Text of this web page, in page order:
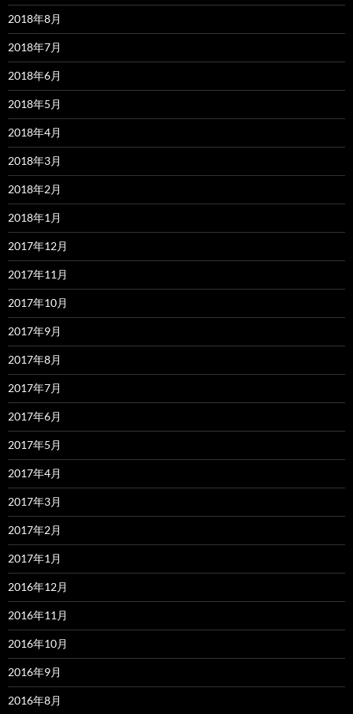
2018年8月
2018年7月
2018年6月
2018年5月
2018年4月
2018年3月
2018年2月
2018年1月
2017年12月
2017年11月
2017年10月
2017年9月
2017年8月
2017年7月
2017年6月
2017年5月
2017年4月
2017年3月
2017年2月
2017年1月
2016年12月
2016年11月
2016年10月
2016年9月
2016年8月